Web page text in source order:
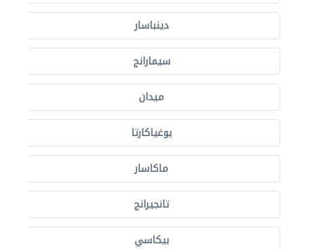
دينباسار
سيمارانج
ميدان
يوغياكارتا
ماكاسار
تانجيرانج
بيكاسي